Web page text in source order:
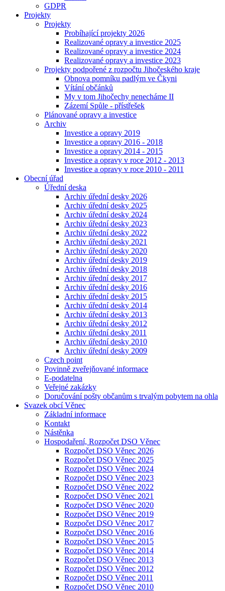
GDPR
Projekty
Projekty
Probíhající projekty 2026
Realizované opravy a investice 2025
Realizované opravy a investice 2024
Realizované opravy a investice 2023
Projekty podpořené z rozpočtu Jihočeského kraje
Obnova pomníku padlým ve Čkyni
Vítání občánků
My v tom Jihočechy nenecháme II
Zázemí Spůle - přístřešek
Plánované opravy a investice
Archiv
Investice a opravy 2019
Investice a opravy 2016 - 2018
Investice a opravy 2014 - 2015
Investice a opravy v roce 2012 - 2013
Investice a opravy v roce 2010 - 2011
Obecní úřad
Úřední deska
Archiv úřední desky 2026
Archiv úřední desky 2025
Archiv úřední desky 2024
Archiv úřední desky 2023
Archiv úřední desky 2022
Archiv úřední desky 2021
Archiv úřední desky 2020
Archiv úřední desky 2019
Archiv úřední desky 2018
Archiv úřední desky 2017
Archiv úřední desky 2016
Archiv úřední desky 2015
Archiv úřední desky 2014
Archiv úřední desky 2013
Archiv úřední desky 2012
Archiv úřední desky 2011
Archiv úřední desky 2010
Archiv úřední desky 2009
Czech point
Povinně zveřejňované informace
E-podatelna
Veřejné zakázky
Doručování pošty občanům s trvalým pobytem na ohla
Svazek obcí Věnec
Základní informace
Kontakt
Nástěnka
Hospodaření, Rozpočet DSO Věnec
Rozpočet DSO Věnec 2026
Rozpočet DSO Věnec 2025
Rozpočet DSO Věnec 2024
Rozpočet DSO Věnec 2023
Rozpočet DSO Věnec 2022
Rozpočet DSO Věnec 2021
Rozpočet DSO Věnec 2020
Rozpočet DSO Věnec 2019
Rozpočet DSO Věnec 2017
Rozpočet DSO Věnec 2016
Rozpočet DSO Věnec 2015
Rozpočet DSO Věnec 2014
Rozpočet DSO Věnec 2013
Rozpočet DSO Věnec 2012
Rozpočet DSO Věnec 2011
Rozpočet DSO Věnec 2010